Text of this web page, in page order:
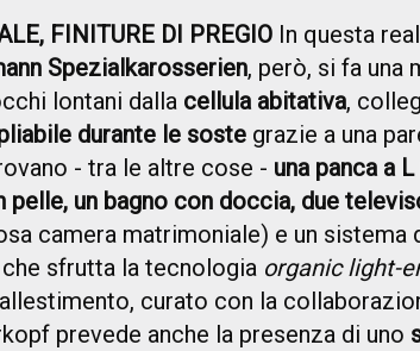
FINITURE DI PREGIO In questa
Spezialkarosserien, però, si fa una
lontani dalla cellula abitativa,
durante le soste grazie a una
- tra le altre cose - una panca a
pelle, un bagno con doccia, due
camera matrimoniale) e un sistema
sfrutta la tecnologia organic light-
curato con la
prevede anche la presenza di uno